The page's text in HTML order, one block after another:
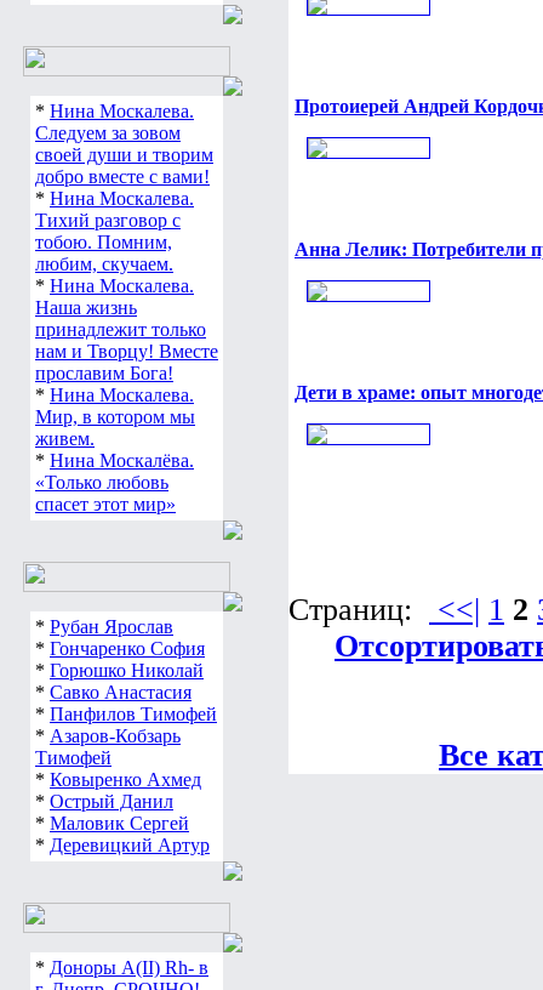
* Нина Москалева.
Следуем за зовом
своей души и творим
добро вместе с вами!
* Нина Москалева.
Тихий разговор с
тобою. Помним,
любим, скучаем.
* Нина Москалева.
Наша жизнь
принадлежит только
нам и Творцу! Вместе
прославим Бога!
* Нина Москалева.
Мир, в котором мы
живем.
* Нина Москалёва.
«Только любовь
спасет этот мир»
* Рубан Ярослав
* Гончаренко София
* Горюшко Николай
* Савко Анастасия
* Панфилов Тимофей
* Азаров-Кобзарь
Тимофей
* Ковыренко Ахмед
* Острый Данил
* Маловик Сергей
* Деревицкий Артур
* Доноры А(ІІ) Rh- в
Протоиерей Андрей
Анна Лелик: Потребители
Дети в храме: опыт
Страниц: <<| 1 2
Все